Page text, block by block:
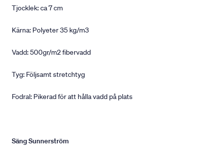
Tjocklek: ca 7 cm
Kärna: Polyeter 35 kg/m3
Vadd: 500gr/m2 fibervadd
Tyg: Följsamt stretchtyg
Fodral: Pikerad för att hålla vadd på plats
Säng Sunnerström